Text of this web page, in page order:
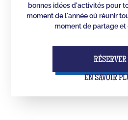
bonnes idées d'activités pour
moment de l'année où réunir
moment de partage et
RÉSERVER
EN SAVOIR